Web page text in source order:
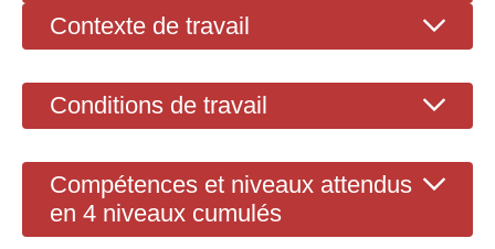
Contexte de travail
Conditions de travail
Compétences et niveaux attendus
en 4 niveaux cumulés